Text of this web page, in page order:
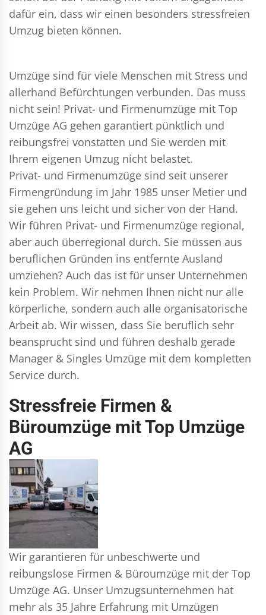
dafür ein, dass wir einen besonders stressfreien
Umzug bieten können.
Umzüge sind für viele Menschen mit Stress und
allerhand Befürchtungen verbunden. Das muss
nicht sein! Privat- und Firmenumzüge mit Top
Umzüge AG gehen garantiert pünktlich und
reibungsfrei vonstatten und Sie werden mit
Ihrem eigenen Umzug nicht belastet.
Privat- und Firmenumzüge sind seit unserer
Firmengründung im Jahr 1985 unser Metier und
sie gehen uns leicht und sicher von der Hand.
Wir führen Privat- und Firmenumzüge regional,
aber auch überregional durch. Sie müssen aus
beruflichen Gründen ins entfernte Ausland
umziehen? Auch das ist für unser Unternehmen
kein Problem. Wir nehmen Ihnen nicht nur alle
körperliche, sondern auch alle organisatorische
Arbeit ab. Wir wissen, dass Sie beruflich sehr
beansprucht sind und führen deshalb gerade
Manager & Singles Umzüge mit dem kompletten
Service durch.
Stressfreie Firmen &
Büroumzüge mit Top Umzüge
AG
Wir garantieren für unbeschwerte und
reibungslose Firmen & Büroumzüge mit der Top
Umzüge AG. Unser Umzugsunternehmen hat
mehr als 35 Jahre Erfahrung mit Umzügen